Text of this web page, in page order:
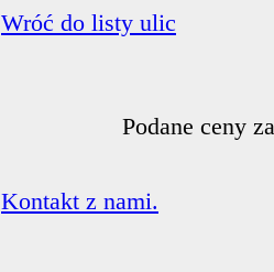
Wróć do listy ulic
Podane ceny
Kontakt z nami.